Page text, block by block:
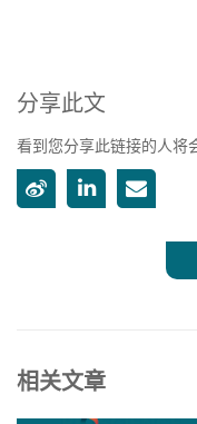
分享此文
看到您分享此链接的人将
相关文章